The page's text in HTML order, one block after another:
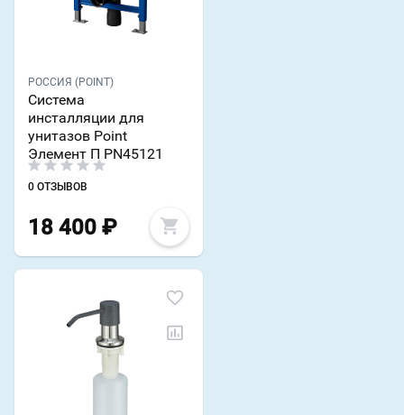
РОССИЯ (POINT)
Система
инсталляции для
унитазов Point
Элемент П PN45121
0 ОТЗЫВОВ
18 400 ₽